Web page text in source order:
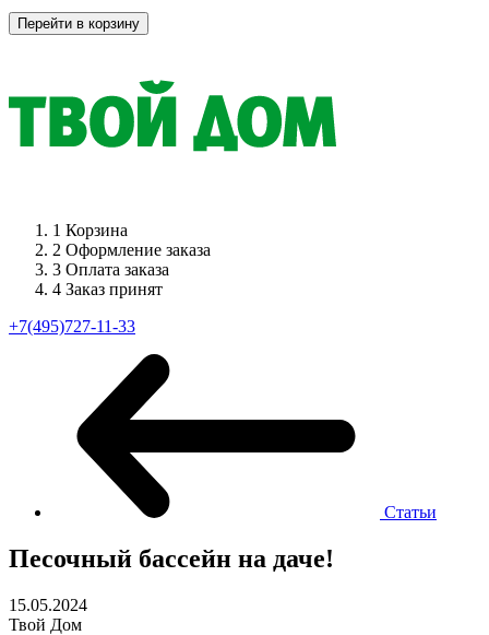
Перейти в корзину
1 Корзина
2 Оформление заказа
3 Оплата заказа
4 Заказ принят
+7(495)727-11-33
Статьи
Песочный бассейн на даче!
15.05.2024
Твой Дом